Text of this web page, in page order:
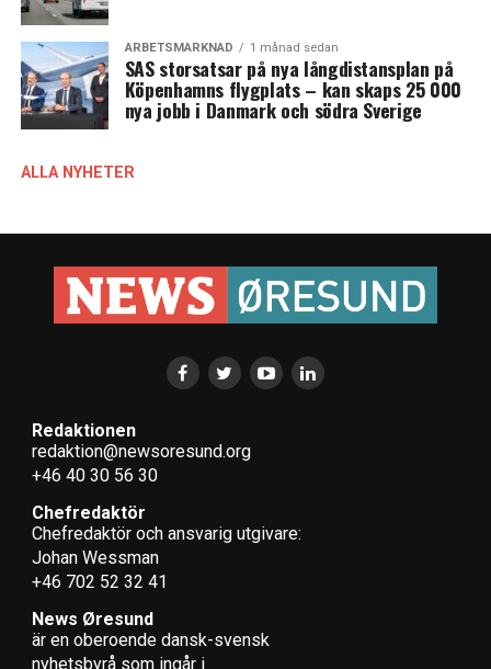
ARBETSMARKNAD 1 månad sedan
SAS storsatsar på nya långdistansplan på
Köpenhamns flygplats – kan skaps 25 000
nya jobb i Danmark och södra Sverige
ALLA NYHETER
Redaktionen
redaktion@newsoresund.org
+46 40 30 56 30
Chefredaktör
Chefredaktör och ansvarig utgivare:
Johan Wessman
+46 702 52 32 41
News Øresund
är en oberoende dansk-svensk
nyhets­byrå som ingår i